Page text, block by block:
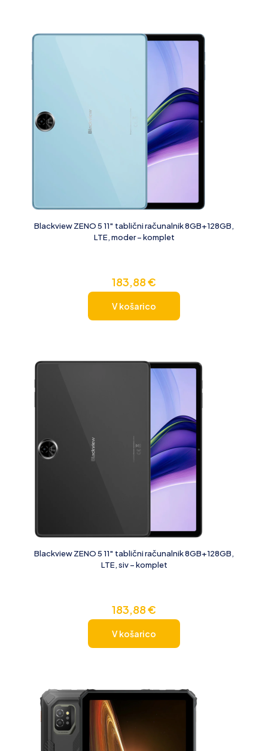
Blackview ZENO 5 11″ tablični računalnik 8GB+128GB,
LTE, moder – komplet
183,88€
V košarico
Blackview ZENO 5 11″ tablični računalnik 8GB+128GB,
LTE, siv – komplet
183,88€
V košarico